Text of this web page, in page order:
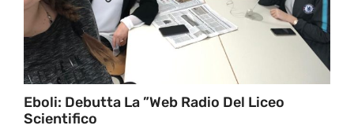
Eboli: Debutta La ”Web Radio Del Liceo
Scientifico